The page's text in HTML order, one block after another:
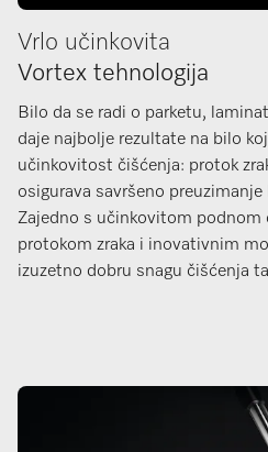
Vrlo učinkovita
Vortex tehnologija
Bilo da se radi o parketu,
daje najbolje rezultate na bilo
učinkovitost čišćenja: protok
osigurava savršeno
Zajedno s učinkovitom
protokom zraka i inovativnim
izuzetno dobru snagu čišćenja